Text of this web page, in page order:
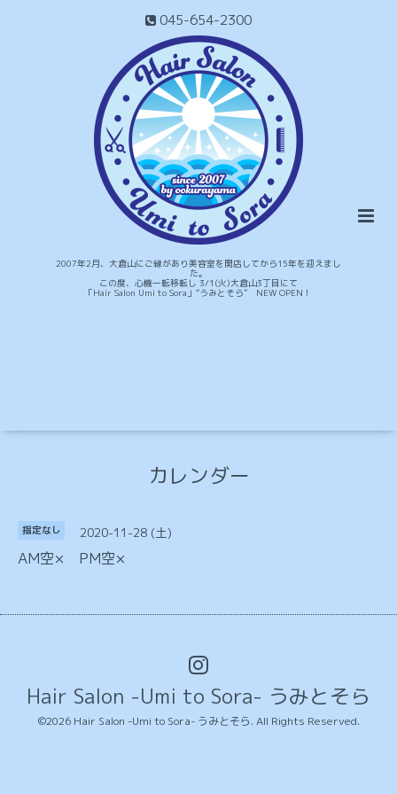
045-654-2300
2007年2月、大倉山にご縁があり美容室を開店してから15年を迎えまし
た。
この度、心機一転移転し 3/1(火)大倉山3丁目にて
「Hair Salon Umi to Sora」“うみとそら” NEW OPEN！
カレンダー
指定なし 2020-11-28 (土)
AM空× PM空×
Hair Salon -Umi to Sora- うみとそら
©2026 Hair Salon -Umi to Sora- うみとそら. All Rights Reserved.